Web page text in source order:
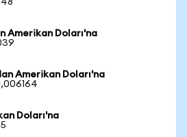
Amerikan Doları'na
Amerikan Doları'na
Doları'na